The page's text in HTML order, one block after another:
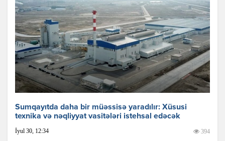
Sumqayıtda daha bir müəssisə yaradılır: Xüsusi
texnika və nəqliyyat vasitələri istehsal edəcək
İyul 30, 12:34 394